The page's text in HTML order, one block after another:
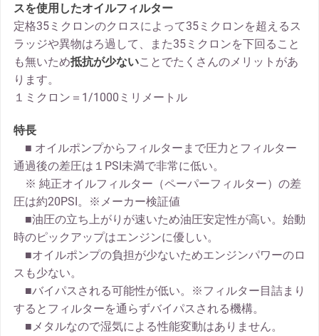
スを使用したオイルフィルター
定格35ミクロンのクロスによって35ミクロンを超えるス
ラッジや異物はろ過して、また35ミクロンを下回ること
も無いため抵抗が少ないことでたくさんのメリットがあ
ります。
１ミクロン＝1/1000ミリメートル
特長
■ オイルポンプからフィルターまで圧力とフィルター
通過後の差圧は１PSI未満で非常に低い。
※ 純正オイルフィルター（ペーパーフィルター）の差
圧は約20PSI。※メーカー検証値
■油圧の立ち上がりが速いため油圧安定性が高い。始動
時のピックアップはエンジンに優しい。
■オイルポンプの負担が少ないためエンジンパワーのロ
スも少ない。
■バイパスされる可能性が低い。※フィルター目詰まり
するとフィルターを通らずバイパスされる機構。
■メタルなので湿気による性能変動はありません。